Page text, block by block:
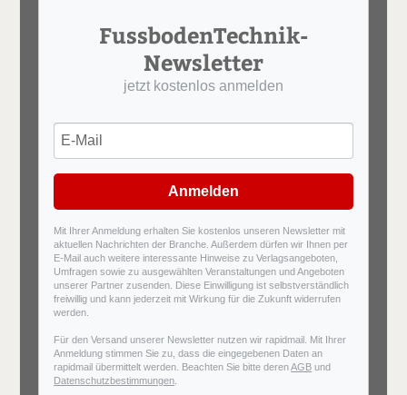
FussbodenTechnik-
Newsletter
jetzt kostenlos anmelden
Anmelden
Mit Ihrer Anmeldung erhalten Sie kostenlos unseren Newsletter mit
aktuellen Nachrichten der Branche. Außerdem dürfen wir Ihnen per
E-Mail auch weitere interessante Hinweise zu Verlagsangeboten,
Umfragen sowie zu ausgewählten Veranstaltungen und Angeboten
unserer Partner zusenden. Diese Einwilligung ist selbstverständlich
freiwillig und kann jederzeit mit Wirkung für die Zukunft widerrufen
werden.
Für den Versand unserer Newsletter nutzen wir rapidmail. Mit Ihrer
Anmeldung stimmen Sie zu, dass die eingegebenen Daten an
rapidmail übermittelt werden. Beachten Sie bitte derenAGB und
Datenschutzbestimmungen